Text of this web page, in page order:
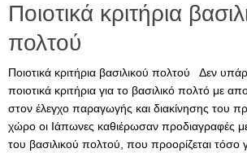
Ποιοτικά κριτήρια
πολτού
Ποιοτικά κριτήρια βασιλικού πολτού Δεν
ποιοτικά κριτήρια για το βασιλικό πολτό με
στον έλεγχο παραγωγής και διακίνησης του
χώρο οι Ιάπωνες καθιέρωσαν προδιαγραφές
του βασιλικού πολτού, που προορίζεται τόσο